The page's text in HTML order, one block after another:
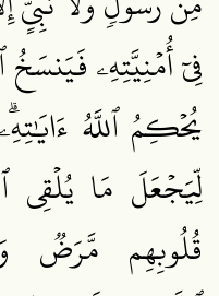
فِيٓ أُمۡنِيَّتِهِۦ
يُحۡكِمُ ٱللَّهُ
لِّيَجۡعَلَ مَا يُلۡقِي
قُلُوبِهِم مَّرَضٞ